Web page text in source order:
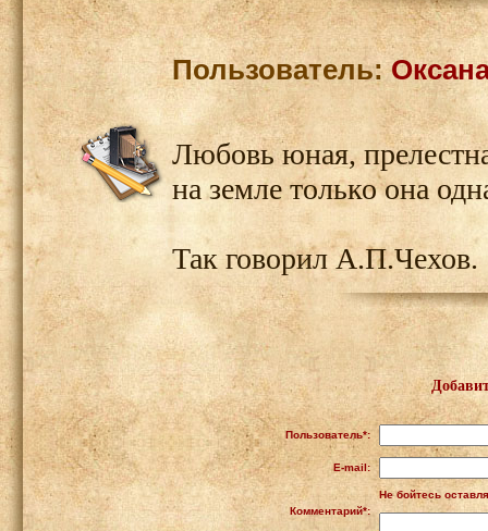
Пользователь:
Любовь юная,
на земле только она
Так говорил А.П.Чехов.
Пользователь*:
E-mail:
Не бойтесь
Комментарий*: